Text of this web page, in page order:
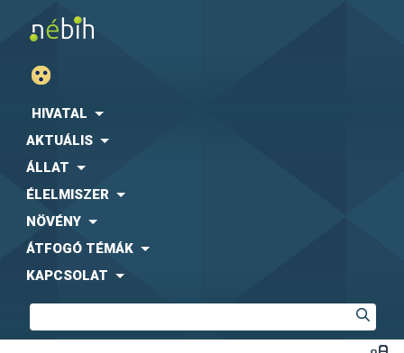
HIVATAL
AKTUÁLIS
ÁLLAT
ÉLELMISZER
NÖVÉNY
ÁTFOGÓ TÉMÁK
KAPCSOLAT